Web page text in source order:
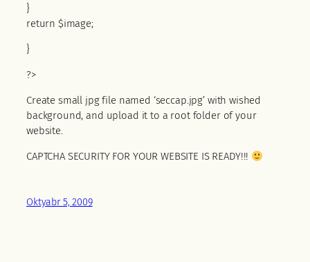
}
return $image;
}
?>
Create small jpg file named ‘seccap.jpg’ with wished
background, and upload it to a root folder of your
website.
CAPTCHA SECURITY FOR YOUR WEBSITE IS READY!!!
Oktyabr 5, 2009